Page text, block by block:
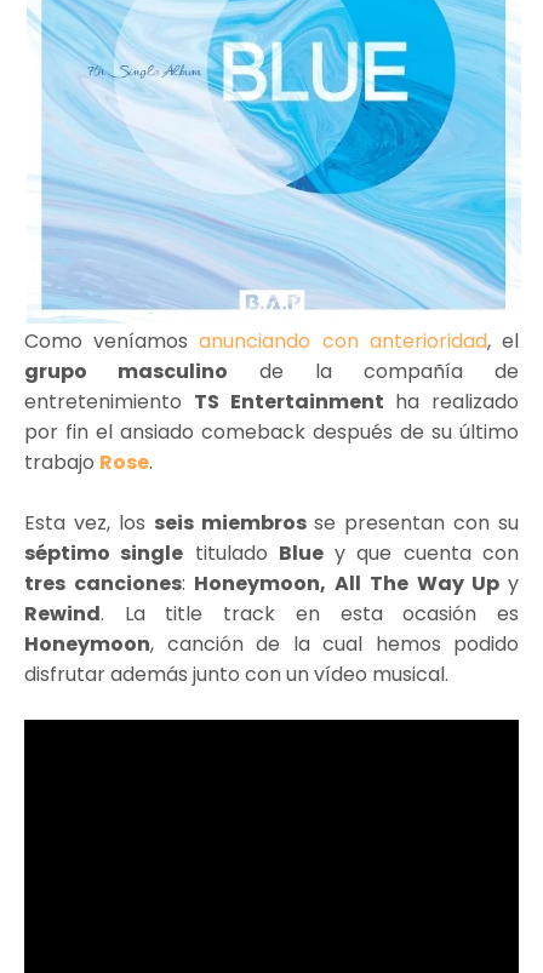
Como veníamosanunciando con anterioridad, el
grupo masculino de la compañía de
entretenimiento TS Entertainment ha realizado
por fin el ansiado comeback después de su último
trabajo Rose.
Esta vez, los seis miembrosse presentan con su
séptimo single titulado Bluey que cuenta con
tres canciones: Honeymoon, All The Way Upy
Rewind. La title track en esta ocasión es
Honeymoon, canción de la cual hemos podido
disfrutar además junto con un vídeo musical.